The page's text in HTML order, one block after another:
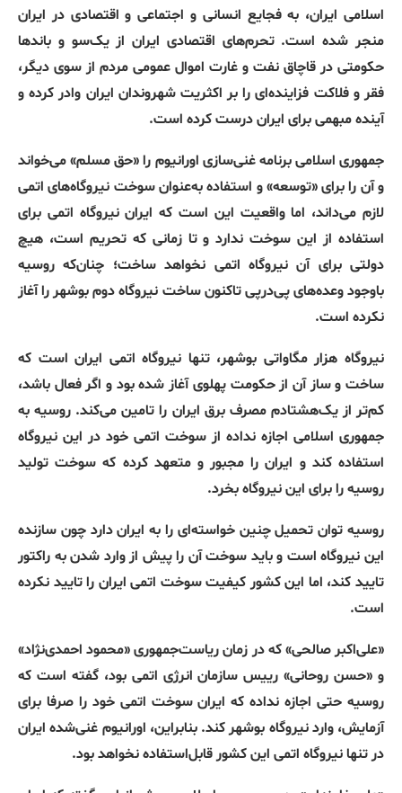
اسلامی ایران، به فجایع انسانی و اجتماعی و اقتصادی در ایران
منجر شده است.تحرم‌های اقتصادی ایران از یک‌سو و باندها
حکومتی در قاچاق نفت و غارت اموال عمومی مردم از سوی دیگر،
فقر و فلاکت فزاینده‌ای را بر اکثریت شهروندان ایران وادر کرده و
آینده مبهمی برای ایران درست کرده است.
جمهوری اسلامی برنامه غنی‌سازی اورانیوم را«حق مسلم»می‌خواند
و آن را برای«توسعه»و استفاده به‌عنوان سوخت نیروگاه‌های اتمی
لازم می‌داند، اما واقعیت این است که ایران نیروگاه اتمی برای
استفاده از این سوخت ندارد و تا زمانی که تحریم است، هیچ
دولتی برای آن نیروگاه اتمی نخواهد ساخت؛ چنان‌که روسیه
باوجود وعده‌های پی‌درپی تاکنون ساخت نیروگاه دوم بوشهر را آغاز
نکرده است.
نیروگاه هزار مگاواتی بوشهر، تنها نیروگاه اتمی ایران است که
ساخت و ساز آن از حکومت پهلوی آغاز شده بود و اگر فعال باشد،
کم‌تر از یک‌هشتادم مصرف برق ایران را تامین می‌کند. روسیه به
جمهوری اسلامی اجازه نداده از سوخت اتمی خود در این نیروگاه
استفاده کند و ایران را مجبور و متعهد کرده که سوخت تولید
روسیه را برای این نیروگاه بخرد.
روسیه توان تحمیل چنین خواسته‌ای را به ایران دارد چون سازنده
این نیروگاه است و باید سوخت آن را پیش از وارد شدن به راکتور
تایید کند، اما این کشور کیفیت سوخت اتمی ایران را تایید نکرده
است.
«علی‌اکبر صالحی»که در زمان ریاست‌جمهوری«محمود احمدی‌نژاد»
و«حسن روحانی» رییس سازمان انرژی اتمی بود، گفته است که
روسیه حتی اجازه نداده که ایران سوخت اتمی خود را صرفا برای
آزمایش، وارد نیروگاه بوشهر کند.بنابراین، اورانیوم غنی‌شده ایران
در تنها نیروگاه اتمی این کشور قابل‌استفاده نخواهد بود.